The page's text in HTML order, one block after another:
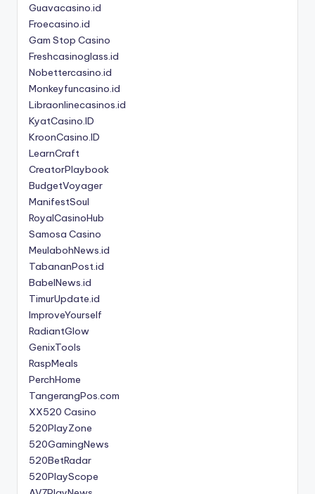
Guavacasino.id
Froecasino.id
Gam Stop Casino
Freshcasinoglass.id
Nobettercasino.id
Monkeyfuncasino.id
Libraonlinecasinos.id
KyatCasino.ID
KroonCasino.ID
LearnCraft
CreatorPlaybook
BudgetVoyager
ManifestSoul
RoyalCasinoHub
Samosa Casino
MeulabohNews.id
TabananPost.id
BabelNews.id
TimurUpdate.id
ImproveYourself
RadiantGlow
GenixTools
RaspMeals
PerchHome
TangerangPos.com
XX520 Casino
520PlayZone
520GamingNews
520BetRadar
520PlayScope